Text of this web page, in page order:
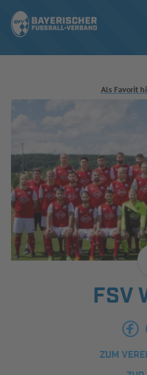
NEUIGKEITEN
SPIELBETRIEB &
AUSBILDUNG &
INFOTHEK
Als Favorit
FSV
ZUM